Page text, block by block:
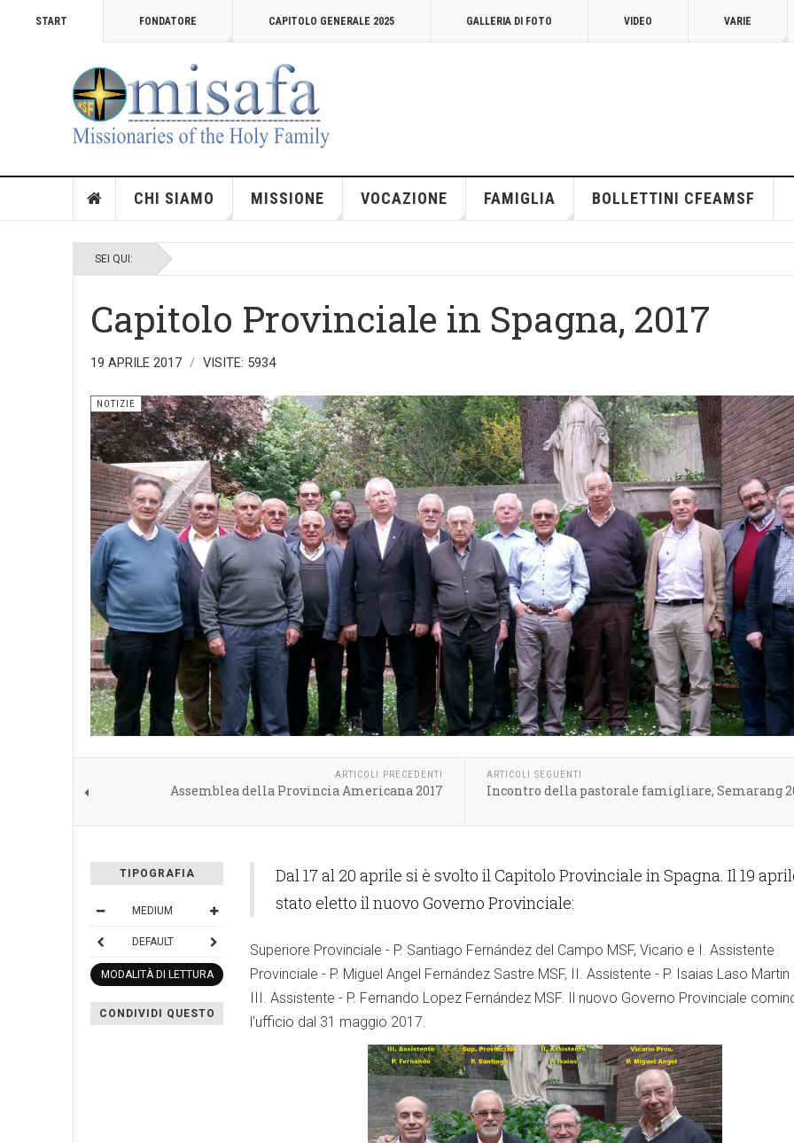
START FONDATORE CAPITOLO GENERALE 2025 GALLERIA DI FOTO VIDEO VARIE
CHI SIAMO MISSIONE VOCAZIONE FAMIGLIA BOLLETTINI CFEAMSF
SEI QUI:
Capitolo Provinciale in Spagna, 2017
19 APRILE 2017 VISITE: 5934
NOTIZIE
ARTICOLI PRECEDENTI
Assemblea della Provincia Americana 2017
ARTICOLI SEGUENTI
Incontro della pastorale famigliare, Semarang
TIPOGRAFIA
MEDIUM
DEFAULT
MODALITÀ DI LETTURA
CONDIVIDI QUESTO
Dal 17 al 20 aprile si è svolto il Capitolo Provinciale in Spagna. Il 19
stato eletto il nuovo Governo Provinciale:
Superiore Provinciale - P. Santiago Fernández del Campo MSF, Vicario e I. Assistente
Provinciale - P. Miguel Angel Fernández Sastre MSF, II. Assistente - P. Isaias Laso Martin
III. Assistente - P. Fernando Lopez Fernández MSF. Il nuovo Governo Provinciale
l'ufficio dal 31 maggio 2017.